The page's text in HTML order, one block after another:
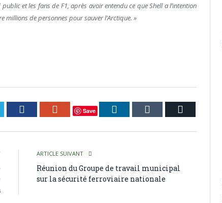
et les fans de F1, après avoir entendu ce que Shell a l’intention
de personnes pour sauver l’Arctique. »
Facebook Google+
Save LinkedIn Tumblr
ARTICLE SUIVANT
Réunion du Groupe de travail municipal
sur la sécurité ferroviaire nationale